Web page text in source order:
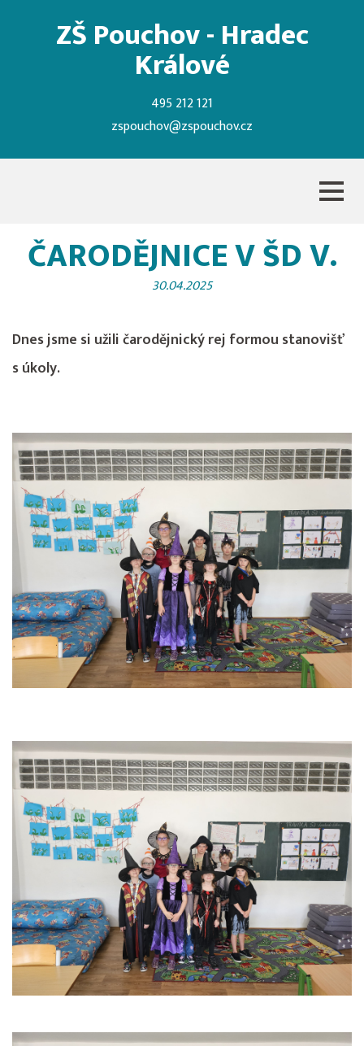
ZŠ Pouchov - Hradec
Králové
495 212 121
zspouchov@zspouchov.cz
ČARODĚJNICE V ŠD V.
30.04.2025
Dnes jsme si užili čarodějnický rej formou stanovišť
s úkoly.